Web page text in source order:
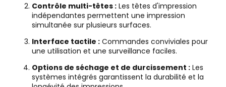
Contrôle multi-têtes :Les têtes d'impression
indépendantes permettent une impression
simultanée sur plusieurs surfaces.
Interface tactile :Commandes conviviales pour
une utilisation et une surveillance faciles.
Options de séchage et de durcissement :Les
systèmes intégrés garantissent la durabilité et la